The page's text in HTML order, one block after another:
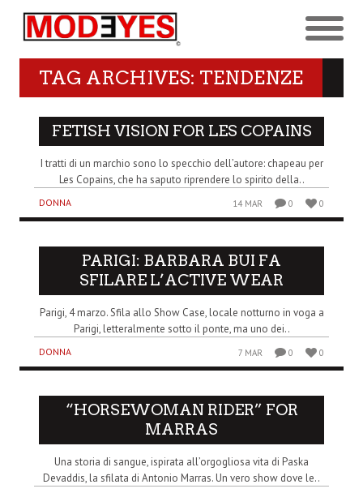
TAG ARCHIVES: TENDENZE
FETISH VISION FOR LES COPAINS
I tratti di un marchio sono lo specchio dell’autore: chapeau per
Les Copains, che ha saputo riprendere lo spirito della..
DONNA 14 MAR 0 0
PARIGI: BARBARA BUI FA
SFILARE L’ACTIVE WEAR
Parigi, 4 marzo. Sfila allo Show Case, locale notturno in voga a
Parigi, letteralmente sotto il ponte, ma uno dei..
DONNA 7 MAR 0 0
“HORSEWOMAN RIDER” FOR
MARRAS
Una storia di sangue, ispirata all’orgogliosa vita di Paska
Devaddis, la sfilata di Antonio Marras. Un vero show dove le..